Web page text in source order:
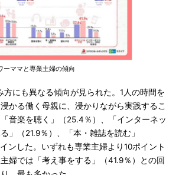
ーママと専業主婦の傾向
にも異なる傾向が見られた。1人の時間を
かる働く母親に、浸かりながら実践するこ
音楽を聴く」（25.4％）、「インターネッ
」（21.9％）、「本・雑誌を読む」
ンした。いずれも専業主婦より10ポイント
婦では「考え事をする」（41.9％）との回